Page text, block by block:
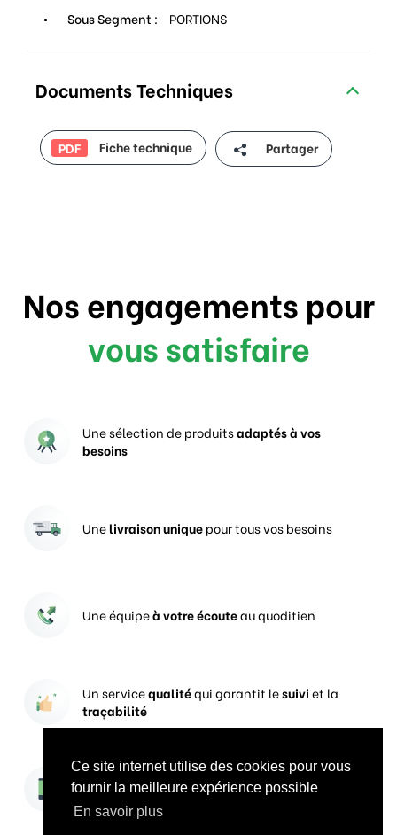
Ce site internet utilise des cookies pour vous
fournir la meilleure expérience possible
En savoir plus
Sous Segment :
PORTIONS
Documents Techniques
PDF Fiche technique Partager
Nos engagements pour
vous satisfaire
Une sélection de produitsadaptés à vos
besoins
Unelivraison uniquepour tous vos besoins
Une équipeà votre écouteau quoditien
Un servicequalitéqui garantit lesuiviet la
traçabilité
Vos prises de commandesouvertes 24h/24